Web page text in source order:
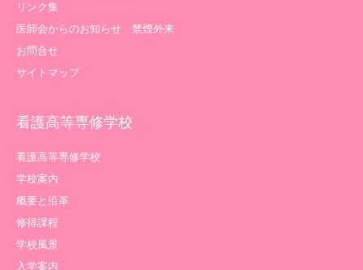
リンク集
医師会からのお知らせ 禁煙外来
お問合せ
サイトマップ
看護高等専修学校
看護高等専修学校
学校案内
概要と沿革
修得課程
学校風景
入学案内